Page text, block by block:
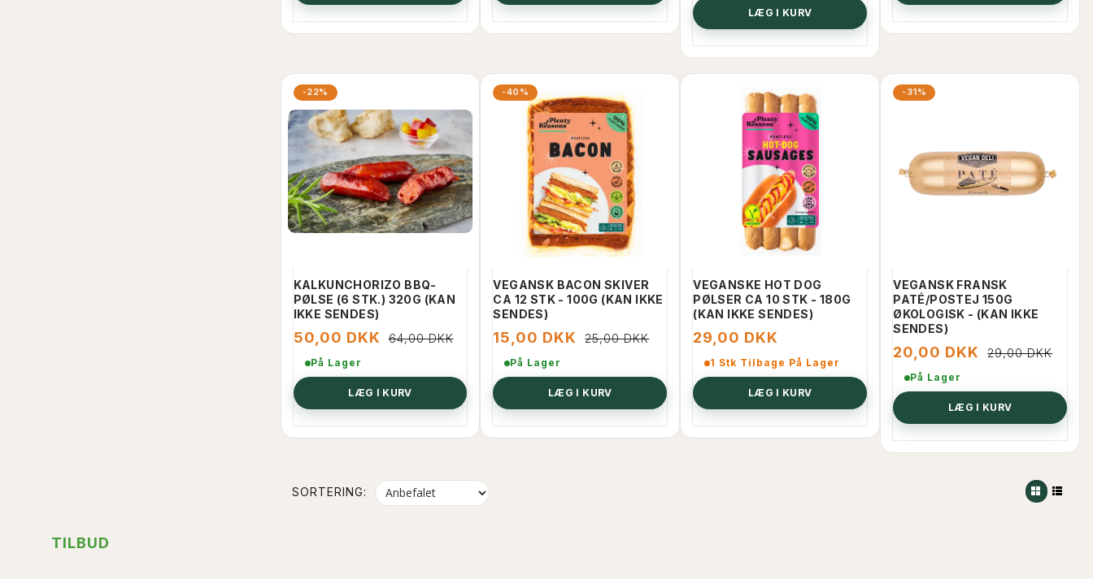
LÆG I KURV
-22%
KALKUNCHORIZO BBQ-
PØLSE (6 STK.) 320G (KAN
IKKE SENDES)
50,00 DKK 64,00 DKK
På Lager
LÆG I KURV
-40%
VEGANSK BACON SKIVER
CA 12 STK - 100G (KAN IKKE
SENDES)
15,00 DKK 25,00 DKK
På Lager
LÆG I KURV
VEGANSKE HOT DOG
PØLSER CA 10 STK - 180G
(KAN IKKE SENDES)
29,00 DKK
1 Stk Tilbage På Lager
LÆG I KURV
-31%
VEGANSK FRANSK
PATÉ/POSTEJ 150G
ØKOLOGISK - (KAN IKKE
SENDES)
20,00 DKK 29,00 DKK
På Lager
LÆG I KURV
SORTERING:
TILBUD